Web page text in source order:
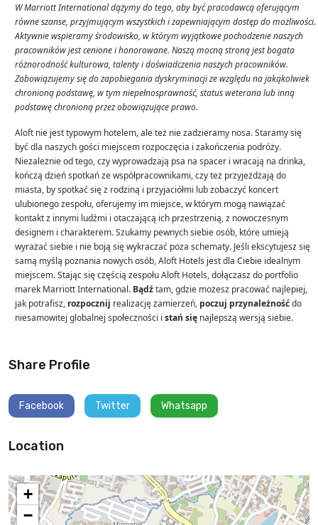
W Marriott International dążymy do tego, aby być pracodawcą oferującym
równe szanse, przyjmującym wszystkich i zapewniającym dostęp do możliwości.
Aktywnie wspieramy środowisko, w którym wyjątkowe pochodzenie naszych
pracowników jest cenione i honorowane. Naszą mocną stroną jest bogata
różnorodność kulturowa, talenty i doświadczenia naszych pracowników.
Zobowiązujemy się do zapobiegania dyskryminacji ze względu na jakąkolwiek
chronioną podstawę, w tym niepełnosprawność, status weterana lub inną
podstawę chronioną przez obowiązujące prawo.
Aloft nie jest typowym hotelem, ale też nie zadzieramy nosa. Staramy się
być dla naszych gości miejscem rozpoczęcia i zakończenia podróży.
Niezależnie od tego, czy wyprowadzają psa na spacer i wracają na drinka,
kończą dzień spotkań ze współpracownikami, czy też przyjeżdżają do
miasta, by spotkać się z rodziną i przyjaciółmi lub zobaczyć koncert
ulubionego zespołu, oferujemy im miejsce, w którym mogą nawiązać
kontakt z innymi ludźmi i otaczającą ich przestrzenią, z nowoczesnym
designem i charakterem. Szukamy pewnych siebie osób, które umieją
wyrażać siebie i nie boją się wykraczać poza schematy. Jeśli ekscytujesz się
samą myślą poznania nowych osób, Aloft Hotels jest dla Ciebie idealnym
miejscem. Stając się częścią zespołu Aloft Hotels, dołączasz do portfolio
marek Marriott International. Bądźtam, gdzie możesz pracować najlepiej,
jak potrafisz,rozpocznij realizację zamierzeń, poczuj przynależnośćdo
niesamowitej globalnej społeczności i stań się najlepszą wersją siebie.
Share Profile
Facebook Twitter Whatsapp
Location
+
−